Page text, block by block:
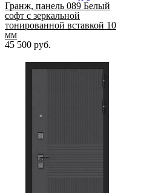
Гранж, панель 089 Белый
софт с зеркальной
тонированной вставкой 10
мм
45 500 руб.